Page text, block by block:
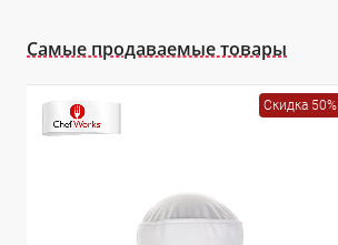
Самые продаваемые товары
Скидка 50%